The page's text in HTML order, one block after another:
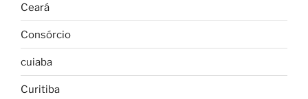
Ceará
Consórcio
cuiaba
Curitiba